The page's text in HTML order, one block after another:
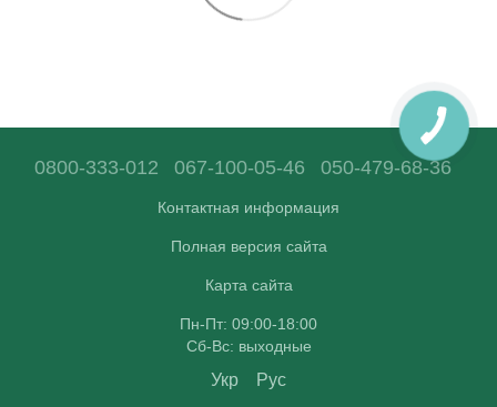
0800-333-012 067-100-05-46 050-479-68-36
Контактная информация
Полная версия сайта
Карта сайта
Пн-Пт: 09:00-18:00
Сб-Вс: выходные
Укр Рус